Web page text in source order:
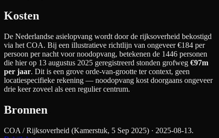
Kosten
De Nederlandse asielopvang wordt door de rijksoverheid bekostigd
via het COA. Bij een illustratieve richtlijn van ongeveer €184 per
persoon per nacht voor noodopvang, betekenen de 1446 personen
die hier op 13 augustus 2025 geregistreerd stonden grofweg €97m
per jaar. Dit is een grove orde-van-grootte ter context, geen
locatiespecifieke rekening — noodopvang kost doorgaans ongeveer
drie keer zoveel als een regulier centrum.
Bronnen
COA / Rijksoverheid (Kamerstuk, 5 Sep 2025) · 2025-08-13.